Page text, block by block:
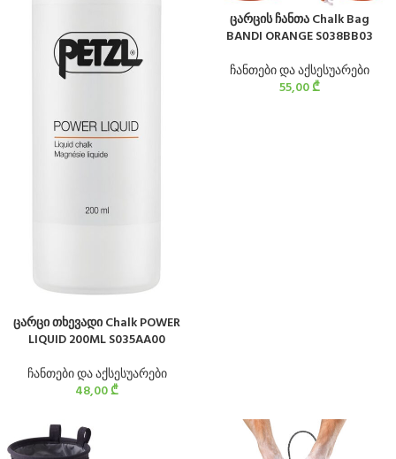
ცარცი თხევადი Chalk POWER
LIQUID 200ML S035AA00
ჩანთები და აქსესუარები
48,00₾
ცარცის ჩანთა Chalk Bag
BANDI ORANGE S038BB03
ჩანთები და აქსესუარები
55,00₾